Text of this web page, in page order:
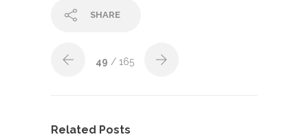
SHARE
49 / 165
Related Posts